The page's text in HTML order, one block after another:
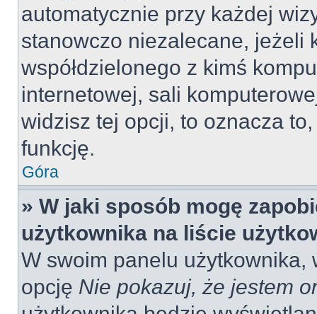
automatycznie przy każdej
stanowczo niezalecane, jeżeli
współdzielonego z kimś
internetowej, sali
widzisz tej opcji, to oznacza
funkcję.
Góra
» W jaki sposób mogę
użytkownika na liście
W swoim panelu użytkownika,
opcję Nie pokazuj, że jestem